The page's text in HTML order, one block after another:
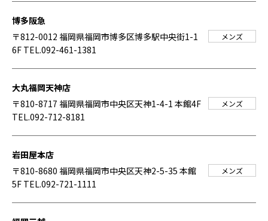
博多阪急
〒812-0012 福岡県福岡市博多区博多駅中央街1-1
6F TEL.092-461-1381
メンズ
大丸福岡天神店
〒810-8717 福岡県福岡市中央区天神1-4-1 本館4F
TEL.092-712-8181
メンズ
岩田屋本店
〒810-8680 福岡県福岡市中央区天神2-5-35 本館
5F TEL.092-721-1111
メンズ